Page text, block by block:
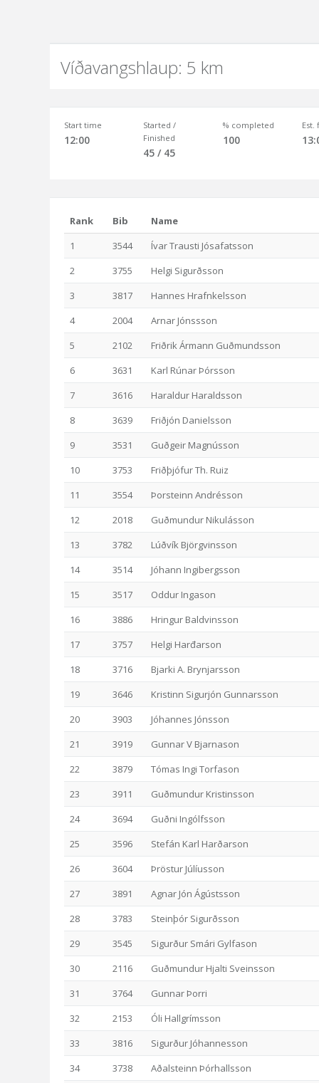
Víðavangshlaup: 5 km
Start time
12:00
Started /
Finished
45 / 45
% completed
100
Est.
Rank Bib
Name
1
3544
Ívar Trausti Jósafatsson
2
3755
Helgi Sigurðsson
3
3817
Hannes Hrafnkelsson
4
2004
Arnar Jónssson
5
2102
Friðrik Ármann Guðmundsson
6
3631
Karl Rúnar Þórsson
7
3616
Haraldur Haraldsson
8
3639
Friðjón Danielsson
9
3531
Guðgeir Magnússon
10
3753
Friðþjófur Th. Ruiz
11
3554
Þorsteinn Andrésson
12
2018
Guðmundur Nikulásson
13
3782
Lúðvík Björgvinsson
14
3514
Jóhann Ingibergsson
15
3517
Oddur Ingason
16
3886
Hringur Baldvinsson
17
3757
Helgi Harđarson
18
3716
Bjarki A. Brynjarsson
19
3646
Kristinn Sigurjón Gunnarsson
20
3903
Jóhannes Jónsson
21
3919
Gunnar V Bjarnason
22
3879
Tómas Ingi Torfason
23
3911
Guðmundur Kristinsson
24
3694
Guðni Ingólfsson
25
3596
Stefán Karl Harðarson
26
3604
Þröstur Júlíusson
27
3891
Agnar Jón Ágústsson
28
3783
Steinþór Sigurðsson
29
3545
Sigurður Smári Gylfason
30
2116
Guðmundur Hjalti Sveinsson
31
3764
Gunnar Þorri
32
2153
Óli Hallgrímsson
33
3816
Sigurður Jóhannesson
34
3738
Aðalsteinn Þórhallsson